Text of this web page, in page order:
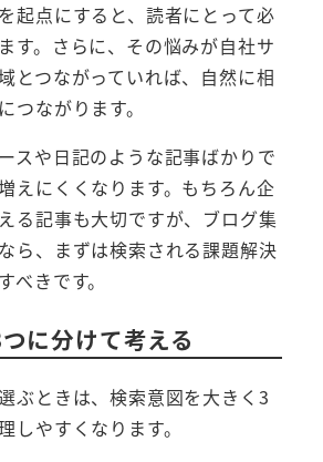
起点にすると、読者にとって必
す。さらに、その悩みが自社サ
とつながっていれば、自然に相
つながります。
スや日記のような記事ばかりで
えにくくなります。もちろん企
る記事も大切ですが、ブログ集
ら、まずは検索される課題解決
べきです。
に分けて考える
ぶときは、検索意図を大きく3
しやすくなります。